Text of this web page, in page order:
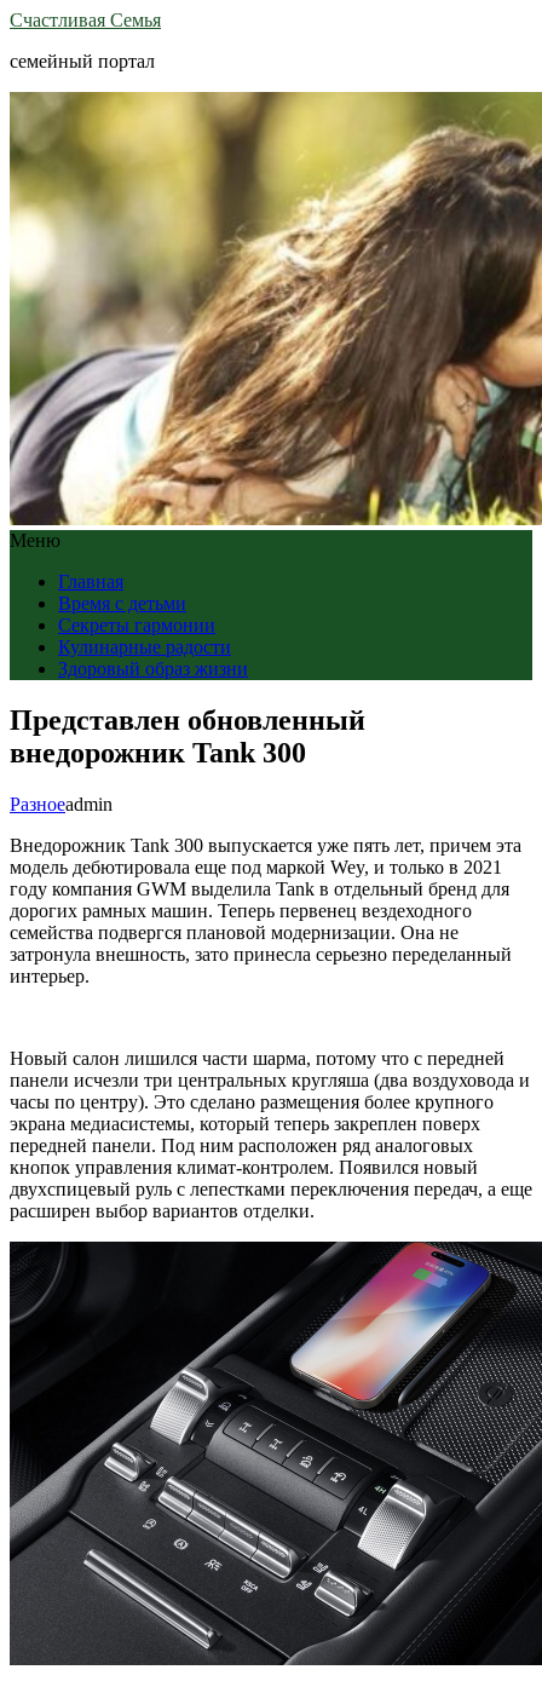
Счастливая Семья
семейный портал
Меню
Главная
Время с детьми
Секреты гармонии
Кулинарные радости
Здоровый образ жизни
Представлен обновленный
внедорожник Tank 300
Разноеadmin
Внедорожник Tank 300 выпускается уже пять лет, причем эта
модель дебютировала еще под маркой Wey, и только в 2021
году компания GWM выделила Tank в отдельный бренд для
дорогих рамных машин. Теперь первенец вездеходного
семейства подвергся плановой модернизации. Она не
затронула внешность, зато принесла серьезно переделанный
интерьер.
Новый салон лишился части шарма, потому что с передней
панели исчезли три центральных кругляша (два воздуховода и
часы по центру). Это сделано размещения более крупного
экрана медиасистемы, который теперь закреплен поверх
передней панели. Под ним расположен ряд аналоговых
кнопок управления климат-контролем. Появился новый
двухспицевый руль с лепестками переключения передач, а еще
расширен выбор вариантов отделки.